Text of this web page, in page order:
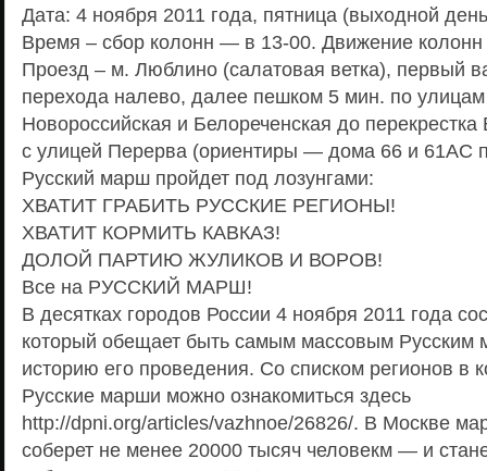
Дата: 4 ноября 2011 года, пятница (выходной
Время – сбор колонн — в 13-00. Движение колонн
Проезд – м. Люблино (салатовая ветка), первый
перехода налево, далее пешком 5 мин. по
Новороссийская и Белореченская до
с улицей Перерва (ориентиры — дома 66 и 61АС
Русский марш пройдет под лозунгами:
ХВАТИТ ГРАБИТЬ РУССКИЕ РЕГИОНЫ!
ХВАТИТ КОРМИТЬ КАВКАЗ!
ДОЛОЙ ПАРТИЮ ЖУЛИКОВ И ВОРОВ!
Все на РУССКИЙ МАРШ!
В десятках городов России 4 ноября 2011 года
который обещает быть самым массовым Русским
историю его проведения. Со списком регионов в
Русские марши можно ознакомиться здесь
http://dpni.org/articles/vazhnoe/26826/. В Москве
соберет не менее 20000 тысяч человекм — и